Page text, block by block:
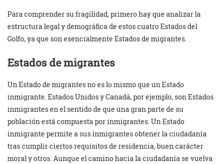
Para comprender su fragilidad, primero hay que analizar la
estructura legal y demográfica de estos cuatro Estados del
Golfo, ya que son esencialmente Estados de migrantes.
Estados de migrantes
Un Estado de migrantes no es lo mismo que un Estado
inmigrante. Estados Unidos y Canadá, por ejemplo, son Estados
inmigrantes en el sentido de que una gran parte de su
población está compuesta por inmigrantes. Un Estado
inmigrante permite a sus inmigrantes obtener la ciudadanía
tras cumplir ciertos requisitos de residencia, buen carácter
moral y otros. Aunque el camino hacia la ciudadanía se vuelva